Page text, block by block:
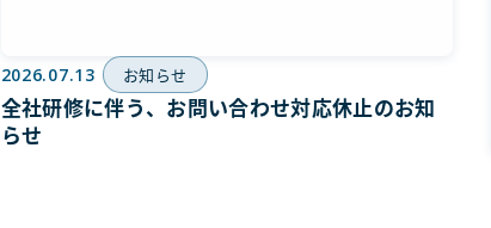
2026.07.13 お知らせ
全社研修に伴う、お問い合わせ対応休止のお知
らせ